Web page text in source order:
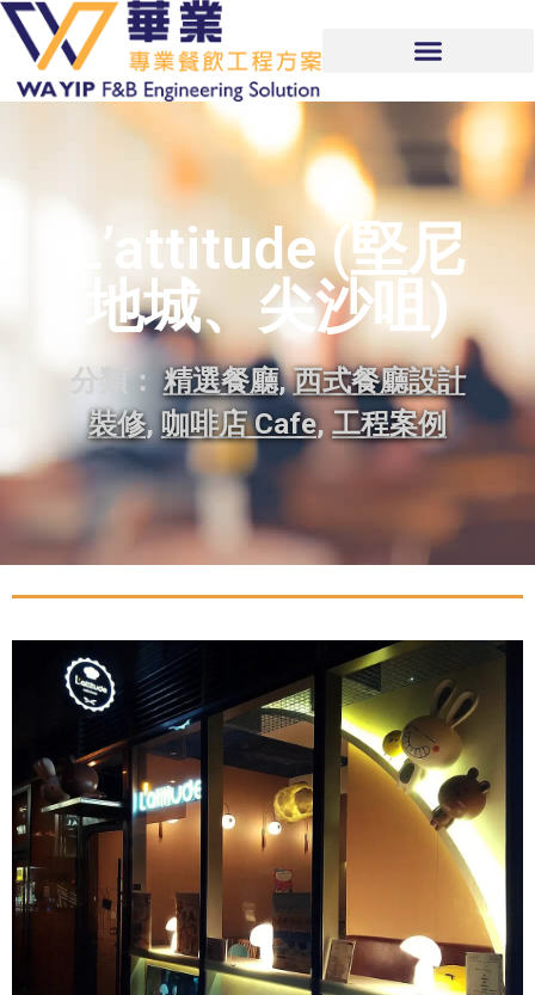
L’attitude (堅尼
地城、尖沙咀)
分類： 精選餐廳,西式餐廳設計
裝修, 咖啡店 Cafe,工程案例